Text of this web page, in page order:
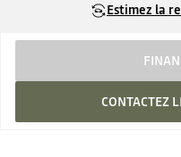
Estimez la
CONTACTEZ